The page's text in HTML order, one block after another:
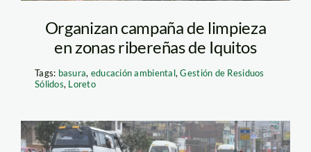
Organizan campaña de limpieza
en zonas ribereñas de Iquitos
Tags: basura, educación ambiental,Gestión de Residuos
Sólidos, Loreto